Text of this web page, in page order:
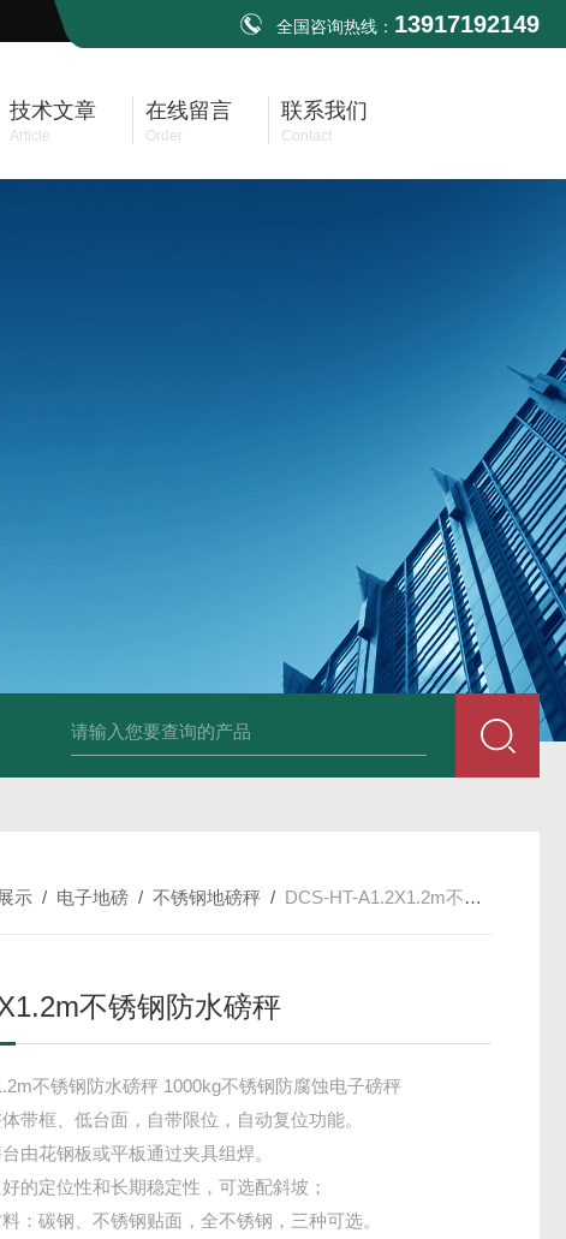
全国咨询热线： 13917192149
技术文章
Article
在线留言
Order
联系我们
Contact
HT808300kg带座椅轮椅秤 血透室轮椅
示 / 电子地磅 /不锈钢地磅秤 / DCS-HT-A1.2X1.2m不锈钢防水磅秤
不锈钢防水磅秤
不锈钢防水磅秤 1000kg不锈钢防腐蚀电子磅秤
带框、低台面，自带限位，自动复位功能。
由花钢板或平板通过夹具组焊。
的定位性和长期稳定性，可选配斜坡；
：碳钢、不锈钢贴面，全不锈钢，三种可选。